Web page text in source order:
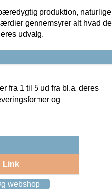
produktion, naturlige
gennemsyrer alt hvad de
udvalg.
fra 1 til 5 ud fra bl.a. deres
og
Link
webshop